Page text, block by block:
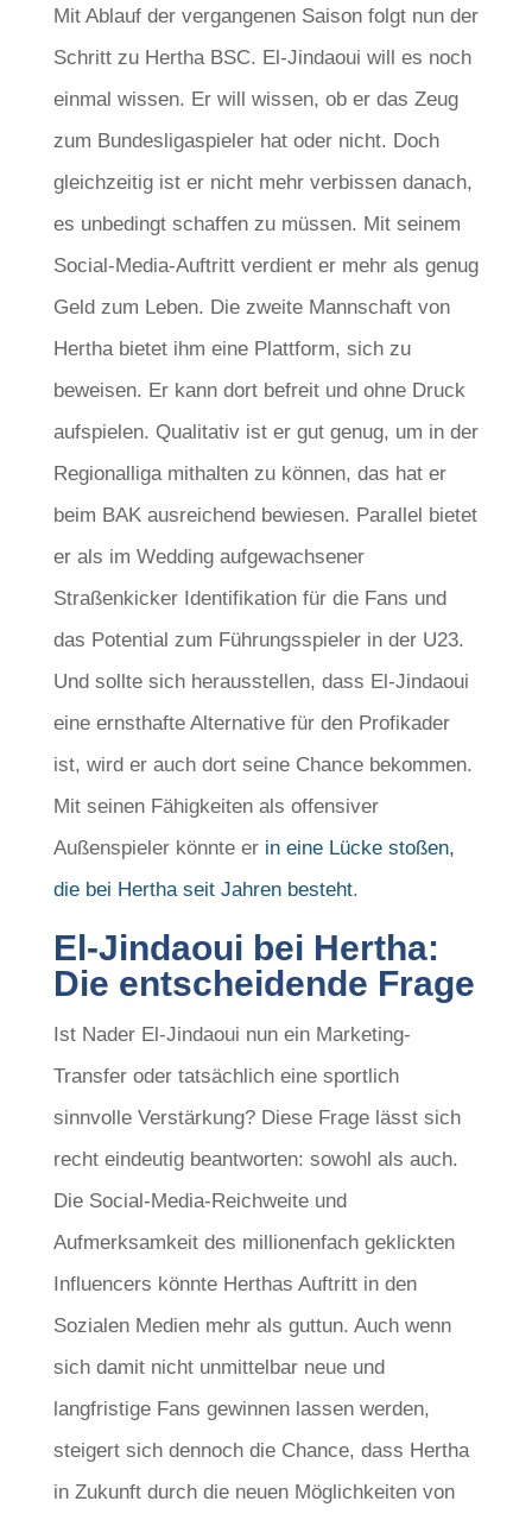
Mit Ablauf der vergangenen Saison folgt nun der
Schritt zu Hertha BSC. El-Jindaoui will es noch
einmal wissen. Er will wissen, ob er das Zeug
zum Bundesligaspieler hat oder nicht. Doch
gleichzeitig ist er nicht mehr verbissen danach,
es unbedingt schaffen zu müssen. Mit seinem
Social-Media-Auftritt verdient er mehr als genug
Geld zum Leben. Die zweite Mannschaft von
Hertha bietet ihm eine Plattform, sich zu
beweisen. Er kann dort befreit und ohne Druck
aufspielen. Qualitativ ist er gut genug, um in der
Regionalliga mithalten zu können, das hat er
beim BAK ausreichend bewiesen. Parallel bietet
er als im Wedding aufgewachsener
Straßenkicker Identifikation für die Fans und
das Potential zum Führungsspieler in der U23.
Und sollte sich herausstellen, dass El-Jindaoui
eine ernsthafte Alternative für den Profikader
ist, wird er auch dort seine Chance bekommen.
Mit seinen Fähigkeiten als offensiver
Außenspieler könnte er in eine Lücke stoßen,
die bei Hertha seit Jahren besteht.
El-Jindaoui bei Hertha:
Die entscheidende Frage
Ist Nader El-Jindaoui nun ein Marketing-
Transfer oder tatsächlich eine sportlich
sinnvolle Verstärkung? Diese Frage lässt sich
recht eindeutig beantworten: sowohl als auch.
Die Social-Media-Reichweite und
Aufmerksamkeit des millionenfach geklickten
Influencers könnte Herthas Auftritt in den
Sozialen Medien mehr als guttun. Auch wenn
sich damit nicht unmittelbar neue und
langfristige Fans gewinnen lassen werden,
steigert sich dennoch die Chance, dass Hertha
in Zukunft durch die neuen Möglichkeiten von